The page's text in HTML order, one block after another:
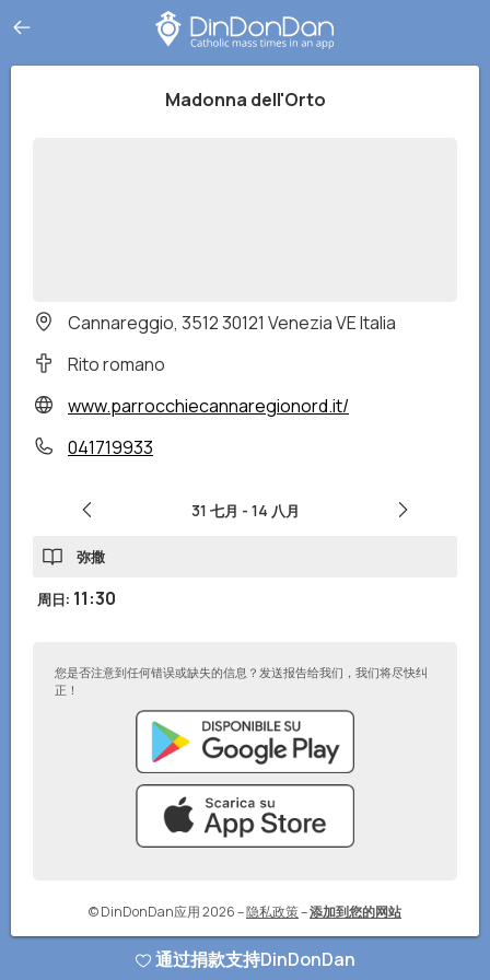
Madonna dell'Orto
Cannareggio, 3512 30121 Venezia VE Italia
Rito romano
www.parrocchiecannaregionord.it/
041719933
31 七月 - 14 八月
弥撒
周日: 11:30
您是否注意到任何错误或缺失的信息？发送报告给我们，我们将尽快纠
正！
© DinDonDan应用 2026–隐私政策–添加到您的网站
通过捐款支持DinDonDan